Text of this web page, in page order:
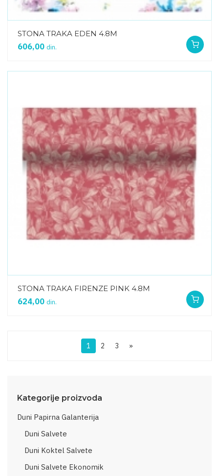
Kategorije proizvoda
Duni Papirna Galanterija
Duni Salvete
Duni Koktel Salvete
Duni Salvete Ekonomik
STONA TRAKA EDEN 4.8M
606,00 din.
STONA TRAKA FIRENZE PINK 4.8M
624,00 din.
1 2 3 »